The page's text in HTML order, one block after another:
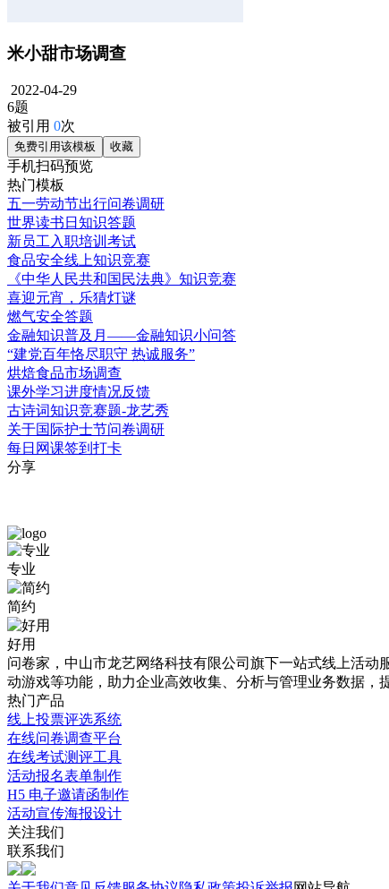
米小甜市场调查
2022-04-29
6题
被引用 0次
免费引用该模板 收藏
手机扫码预览
热门模板
五一劳动节出行问卷调研
世界读书日知识答题
新员工入职培训考试
食品安全线上知识竞赛
《中华人民共和国民法典》知识竞赛
喜迎元宵，乐猜灯谜
燃气安全答题
金融知识普及月——金融知识小问答
“建党百年恪尽职守 热诚服务”
烘焙食品市场调查
课外学习进度情况反馈
古诗词知识竞赛题-龙艺秀
关于国际护士节问卷调研
每日网课签到打卡
分享
免
费
模
板
详
情
介
绍
本
站
提
供
海
米
小
甜
市
场
调
查
-
题
目
详
情
专业
简约
好用
问卷家，中山市龙艺网络科技有限公司旗下一站式线上活
动游戏等功能，助力企业高效收集、分析与管理业务数据，
热门产品
线上投票评选系统
在线问卷调查平台
在线考试测评工具
活动报名表单制作
H5 电子邀请函制作
活动宣传海报设计
关注我们
联系我们